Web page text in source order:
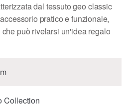
dal tessuto geo classic
pratico e funzionale,
può rivelarsi un'idea regalo
Collection